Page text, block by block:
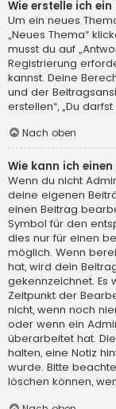
Wie erstelle ich
Um ein neues
„Neues Thema“
musst du auf
Registrierung
kannst. Deine
und der
erstellen“, „Du
Nach oben
Wie kann ich
Wenn du nicht
deine eigenen
einen Beitrag
Symbol für den
dies nur für einen
möglich. Wenn
hat, wird dein
gekennzeichnet. Es
Zeitpunkt der
nicht, wenn noch
oder wenn ein
überarbeitet hat.
halten, eine Notiz
wurde. Bitte
löschen können,